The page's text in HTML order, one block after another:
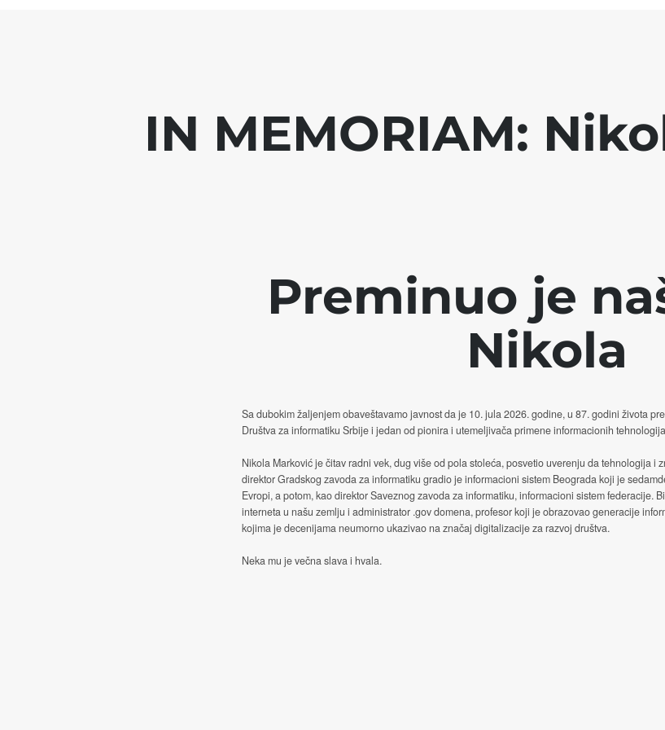
IN MEMORIAM:
Preminuo je
Nikola
Sa dubokim žaljenjem obaveštavamo javnost da je 10. jula 2026. godine, u 87. godini života
Društva za informatiku Srbije i jedan od pionira i utemeljivača primene informacionih
Nikola Marković je čitav radni vek, dug više od pola stoleća, posvetio uverenju da tehnologija i
direktor Gradskog zavoda za informatiku gradio je informacioni sistem Beograda koji je
Evropi, a potom, kao direktor Saveznog zavoda za informatiku, informacioni sistem federacije.
interneta u našu zemlju i administrator .gov domena, profesor koji je obrazovao generacije
kojima je decenijama neumorno ukazivao na značaj digitalizacije za razvoj društva.
Neka mu je večna slava i hvala.